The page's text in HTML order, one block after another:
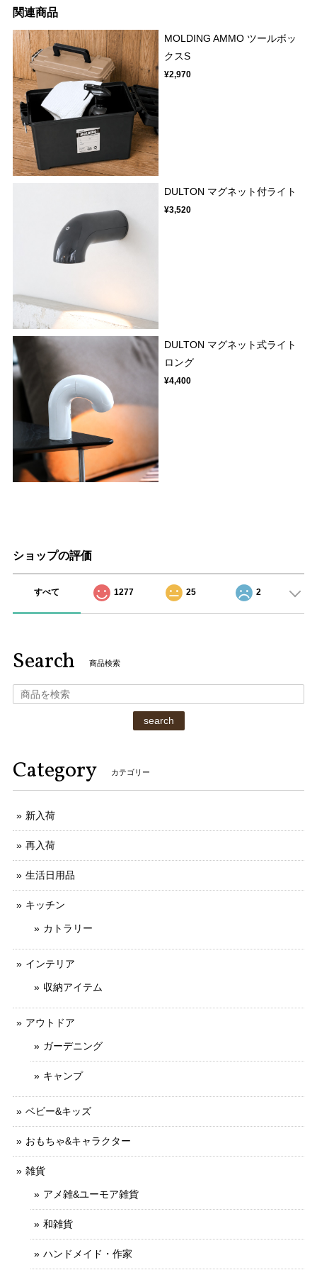
関連商品
MOLDING AMMO ツールボッ
クスS
¥2,970
DULTON マグネット付ライト
¥3,520
DULTON マグネット式ライト
ロング
¥4,400
ショップの評価
すべて 1277 25 2
Search 商品検索
search
Category カテゴリー
新入荷
再入荷
生活日用品
キッチン
カトラリー
インテリア
収納アイテム
アウトドア
ガーデニング
キャンプ
ベビー&キッズ
おもちゃ&キャラクター
雑貨
アメ雑&ユーモア雑貨
和雑貨
ハンドメイド・作家